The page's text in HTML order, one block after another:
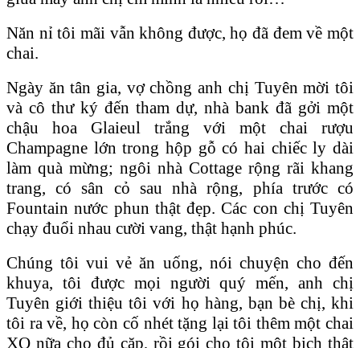
Năn nỉ tôi mãi vẫn không được, họ đã đem về một
chai.
Ngày ăn tân gia, vợ chồng anh chị Tuyên mời tôi
và cô thư ký đến tham dự, nhà bank đã gởi một
chậu hoa Glaieul trắng với một chai rượu
Champagne lớn trong hộp gỗ có hai chiếc ly dài
làm quà mừng; ngôi nhà Cottage rộng rãi khang
trang, có sân cỏ sau nhà rộng, phía trước có
Fountain nước phun thật đẹp. Các con chị Tuyên
chạy đuổi nhau cười vang, thật hạnh phúc.
Chúng tôi vui vẻ ăn uống, nói chuyện cho đến
khuya, tôi được mọi người quý mến, anh chị
Tuyên giới thiệu tôi với họ hàng, bạn bè chị, khi
tôi ra về, họ còn cố nhét tặng lại tôi thêm một chai
XO nữa cho đủ cặp, rồi gói cho tôi một bịch thật